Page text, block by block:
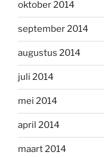
oktober 2014
september 2014
augustus 2014
juli 2014
mei 2014
april 2014
maart 2014